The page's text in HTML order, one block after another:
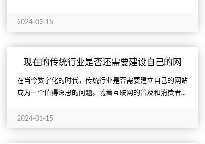
2024-03-15
现在的传统行业是否还需要建设自己的网
站？
在当今数字化的时代，传统行业是否需要建立自己的网站
成为一个值得深思的问题。随着互联网的普及和消费者的
2024-01-15